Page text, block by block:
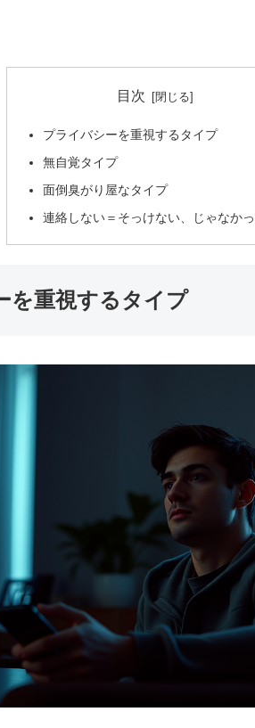
目次
プライバシーを重視するタイプ
無自覚タイプ
面倒臭がり屋なタイプ
連絡しない＝そっけない、じゃなかっ
を重視するタイプ